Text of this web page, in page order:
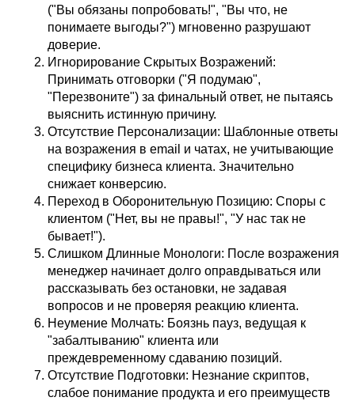
("Вы обязаны попробовать!", "Вы что, не
понимаете выгоды?") мгновенно разрушают
доверие.
Игнорирование Скрытых Возражений:
Принимать отговорки ("Я подумаю",
"Перезвоните") за финальный ответ, не пытаясь
выяснить истинную причину.
Отсутствие Персонализации: Шаблонные ответы
на возражения в email и чатах, не учитывающие
специфику бизнеса клиента. Значительно
снижает конверсию.
Переход в Оборонительную Позицию: Споры с
клиентом ("Нет, вы не правы!", "У нас так не
бывает!").
Слишком Длинные Монологи: После возражения
менеджер начинает долго оправдываться или
рассказывать без остановки, не задавая
вопросов и не проверяя реакцию клиента.
Неумение Молчать: Боязнь пауз, ведущая к
"забалтыванию" клиента или
преждевременному сдаванию позиций.
Отсутствие Подготовки: Незнание скриптов,
слабое понимание продукта и его преимуществ